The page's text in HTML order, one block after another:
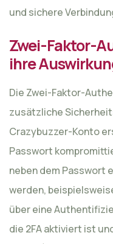
und sichere
Zwei-Faktor-
ihre
Die Zwei-Faktor-
zusätzliche
Crazybuzzer-Konto
Passwort
neben dem Passwort
werden,
über eine
die 2FA aktiviert ist